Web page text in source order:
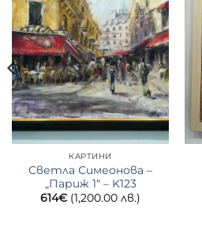
КАРТИНИ
Светла Симеонова –
„Париж 1“ – K123
614€ (1,200.00 лв.)